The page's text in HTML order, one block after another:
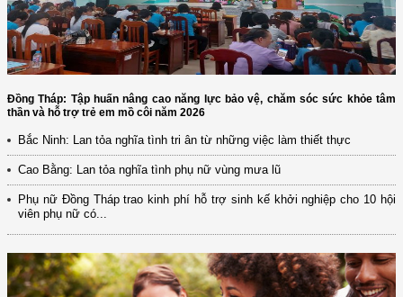
Đồng Tháp: Tập huấn nâng cao năng lực bảo vệ, chăm sóc sức khỏe tâm
thần và hỗ trợ trẻ em mồ côi năm 2026
Bắc Ninh: Lan tỏa nghĩa tình tri ân từ những việc làm thiết thực
Cao Bằng: Lan tỏa nghĩa tình phụ nữ vùng mưa lũ
Phụ nữ Đồng Tháp trao kinh phí hỗ trợ sinh kế khởi nghiệp cho 10 hội
viên phụ nữ có...